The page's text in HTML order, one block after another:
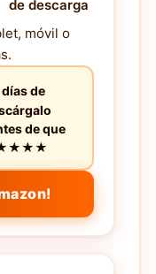
de descarga
móvil o
de
de que